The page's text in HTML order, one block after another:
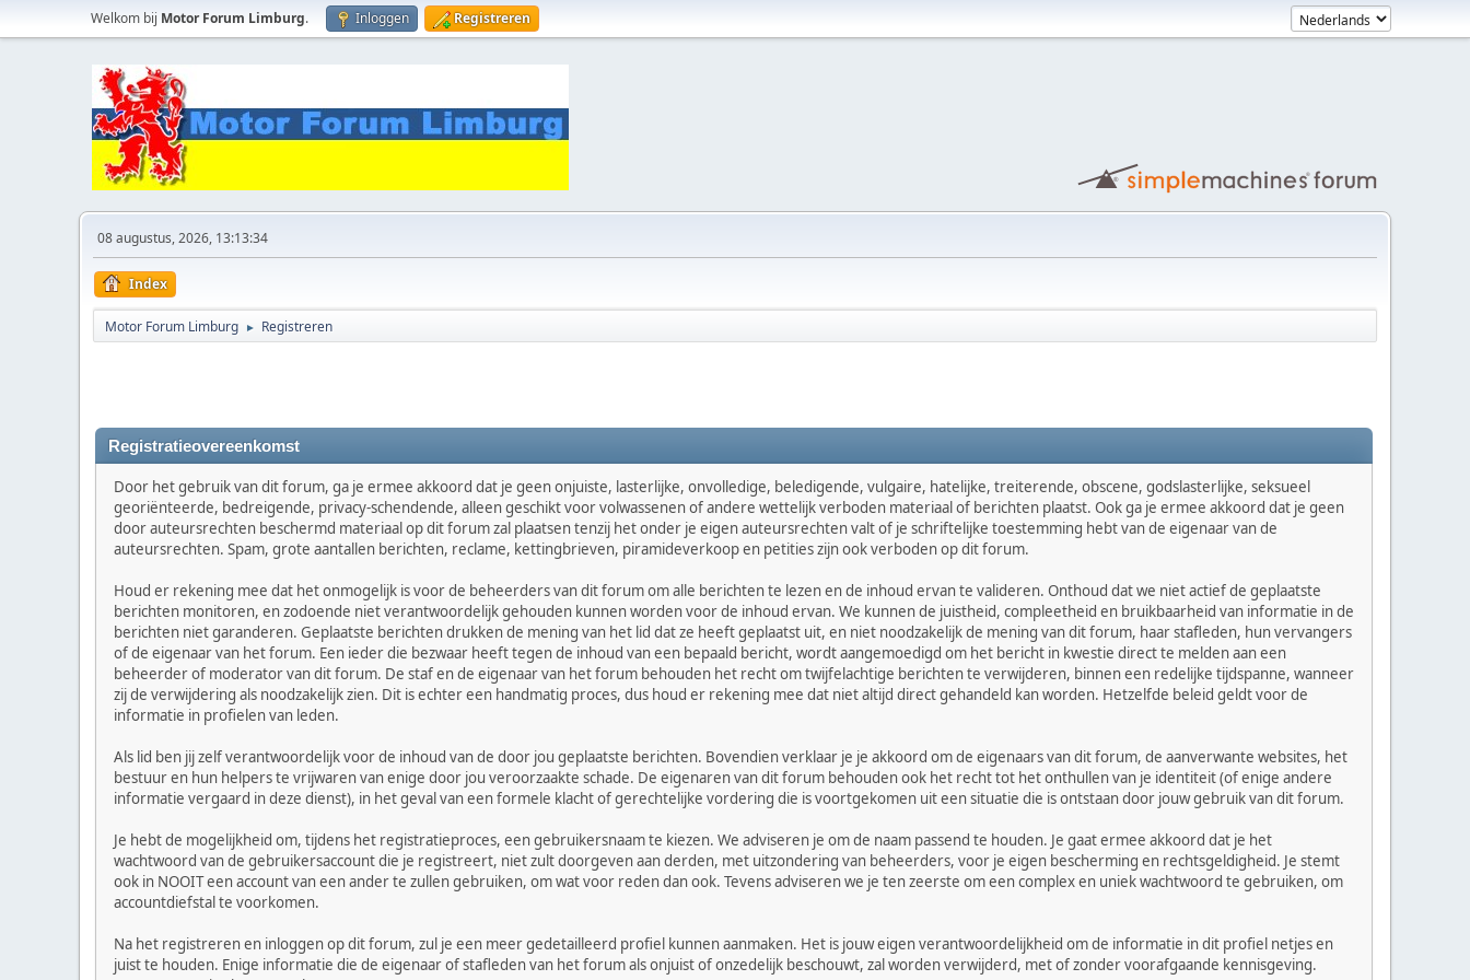
Welkom bij Motor Forum Limburg. Inloggen Registreren
08 augustus, 2026, 13:13:34
Index
Motor Forum Limburg ► Registreren
Registratieovereenkomst
Door het gebruik van dit forum, ga je ermee akkoord dat je geen onjuiste, lasterlijke, onvolledige, beledigende, vulgaire, hatelijke, treiterende, obscene, godslasterlijke, seksueel
georiënteerde, bedreigende, privacy-schendende, alleen geschikt voor volwassenen of andere wettelijk verboden materiaal of berichten plaatst. Ook ga je ermee akkoord dat je geen
door auteursrechten beschermd materiaal op dit forum zal plaatsen tenzij het onder je eigen auteursrechten valt of je schriftelijke toestemming hebt van de eigenaar van de
auteursrechten. Spam, grote aantallen berichten, reclame, kettingbrieven, piramideverkoop en petities zijn ook verboden op dit forum.
Houd er rekening mee dat het onmogelijk is voor de beheerders van dit forum om alle berichten te lezen en de inhoud ervan te valideren. Onthoud dat we niet actief de geplaatste
berichten monitoren, en zodoende niet verantwoordelijk gehouden kunnen worden voor de inhoud ervan. We kunnen de juistheid, compleetheid en bruikbaarheid van informatie in de
berichten niet garanderen. Geplaatste berichten drukken de mening van het lid dat ze heeft geplaatst uit, en niet noodzakelijk de mening van dit forum, haar stafleden, hun vervangers
of de eigenaar van het forum. Een ieder die bezwaar heeft tegen de inhoud van een bepaald bericht, wordt aangemoedigd om het bericht in kwestie direct te melden aan een
beheerder of moderator van dit forum. De staf en de eigenaar van het forum behouden het recht om twijfelachtige berichten te verwijderen, binnen een redelijke tijdspanne, wanneer
zij de verwijdering als noodzakelijk zien. Dit is echter een handmatig proces, dus houd er rekening mee dat niet altijd direct gehandeld kan worden. Hetzelfde beleid geldt voor de
informatie in profielen van leden.
Als lid ben jij zelf verantwoordelijk voor de inhoud van de door jou geplaatste berichten. Bovendien verklaar je je akkoord om de eigenaars van dit forum, de aanverwante websites, het
bestuur en hun helpers te vrijwaren van enige door jou veroorzaakte schade. De eigenaren van dit forum behouden ook het recht tot het onthullen van je identiteit (of enige andere
informatie vergaard in deze dienst), in het geval van een formele klacht of gerechtelijke vordering die is voortgekomen uit een situatie die is ontstaan door jouw gebruik van dit forum.
Je hebt de mogelijkheid om, tijdens het registratieproces, een gebruikersnaam te kiezen. We adviseren je om de naam passend te houden. Je gaat ermee akkoord dat je het
wachtwoord van de gebruikersaccount die je registreert, niet zult doorgeven aan derden, met uitzondering van beheerders, voor je eigen bescherming en rechtsgeldigheid. Je stemt
ook in NOOIT een account van een ander te zullen gebruiken, om wat voor reden dan ook. Tevens adviseren we je ten zeerste om een complex en uniek wachtwoord te gebruiken, om
accountdiefstal te voorkomen.
Na het registreren en inloggen op dit forum, zul je een meer gedetailleerd profiel kunnen aanmaken. Het is jouw eigen verantwoordelijkheid om de informatie in dit profiel netjes en
juist te houden. Enige informatie die de eigenaar of stafleden van het forum als onjuist of onzedelijk beschouwt, zal worden verwijderd, met of zonder voorafgaande kennisgeving.